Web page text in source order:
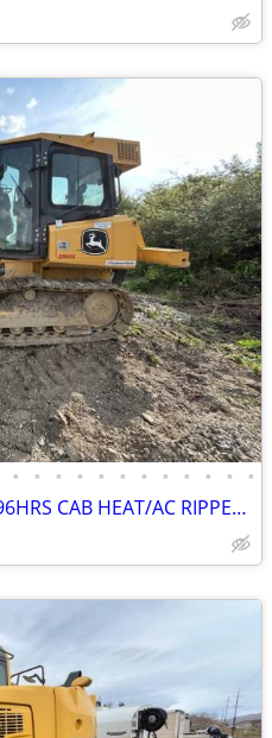
• • • • • • • • • • • •
2022 DEERE 550K DOZER 196HRS CAB HEAT/AC RIPPER PAT BLADE LIKE NEW!